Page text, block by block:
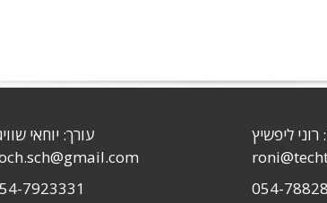
ליפשיץ
054-
עורך: יוחאי
7923331